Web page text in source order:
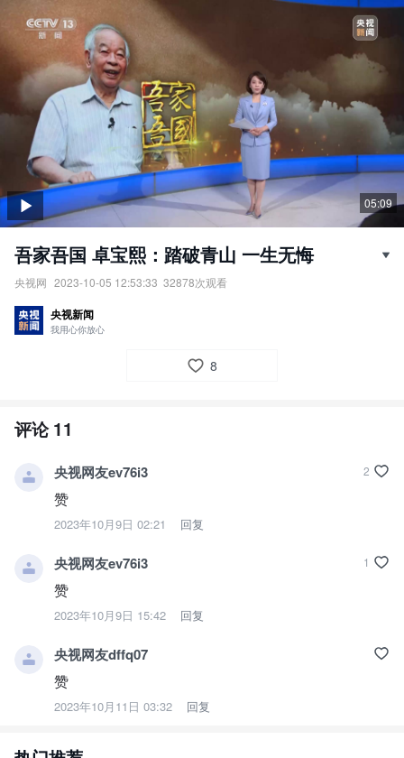
05:09
吾家吾国 卓宝熙：踏破青山 一生无悔
央视网 2023-10-05 12:53:33 32878次观看
责任编辑：央视网
央视新闻
我用心你放心
8
评论11
央视网友ev76i3
赞
2023年10月9日 02:21 回复
2
央视网友ev76i3
赞
2023年10月9日 15:42 回复
1
央视网友dffq07
赞
2023年10月11日 03:32 回复